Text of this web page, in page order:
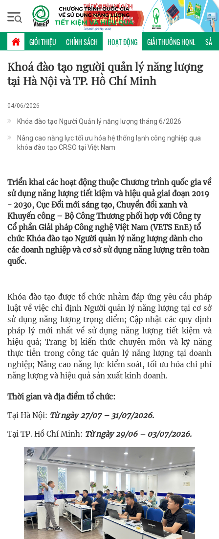
GIỚI THIỆU CHÍNH SÁCH HOẠT ĐỘNG GIẢI THƯỞNG HQNL SẢN
Chủ nhật, 09/08/2026 | 16:37 GMT+7
HOẠT ĐỘNG
Khoá đào tạo người quản lý năng lượng
tại Hà Nội và TP. Hồ Chí Minh
04/06/2026
Khóa đào tạo Người Quản lý năng lượng tháng 6/2026
Nâng cao năng lực tối ưu hóa hệ thống lạnh công nghiệp qua
khóa đào tạo CRSO tại Việt Nam
Triển khai các hoạt động thuộc Chương trình quốc gia về
sử dụng năng lượng tiết kiệm và hiệu quả giai đoạn 2019
- 2030, Cục Đổi mới sáng tạo, Chuyển đổi xanh và
Khuyến công – Bộ Công Thương phối hợp với Công ty
Cổ phần Giải pháp Công nghệ Việt Nam (VETS EnE) tổ
chức Khóa đào tạo Người quản lý năng lượng dành cho
các doanh nghiệp và cơ sở sử dụng năng lượng trên toàn
quốc.
Khóa đào tạo được tổ chức nhằm đáp ứng yêu cầu pháp
luật về việc chỉ định Người quản lý năng lượng tại cơ sở
sử dụng năng lượng trọng điểm; Cập nhật các quy định
pháp lý mới nhất về sử dụng năng lượng tiết kiệm và
hiệu quả; Trang bị kiến thức chuyên môn và kỹ năng
thực tiễn trong công tác quản lý năng lượng tại doanh
nghiệp; Nâng cao năng lực kiểm soát, tối ưu hóa chi phí
năng lượng và hiệu quả sản xuất kinh doanh.
Thời gian và địa điểm tổ chức:
Tại Hà Nội: Từ ngày 27/07 – 31/07/2026.
Tại TP. Hồ Chí Minh: Từ ngày 29/06 – 03/07/2026.